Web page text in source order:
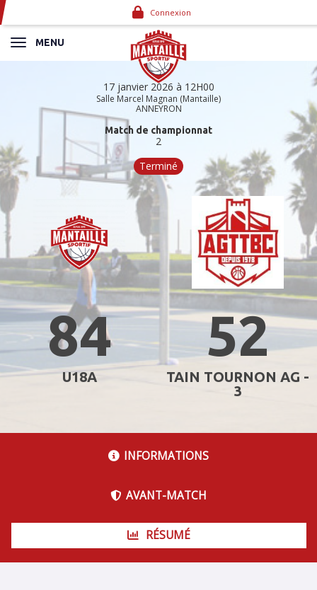
Connexion
MENU
17 janvier 2026 à 12H00
Salle Marcel Magnan (Mantaille)
ANNEYRON
Match de championnat
2
Terminé
84 52
U18A
TAIN TOURNON AG -
3
INFORMATIONS
AVANT-MATCH
RÉSUMÉ
Panneau de gestion des cookies